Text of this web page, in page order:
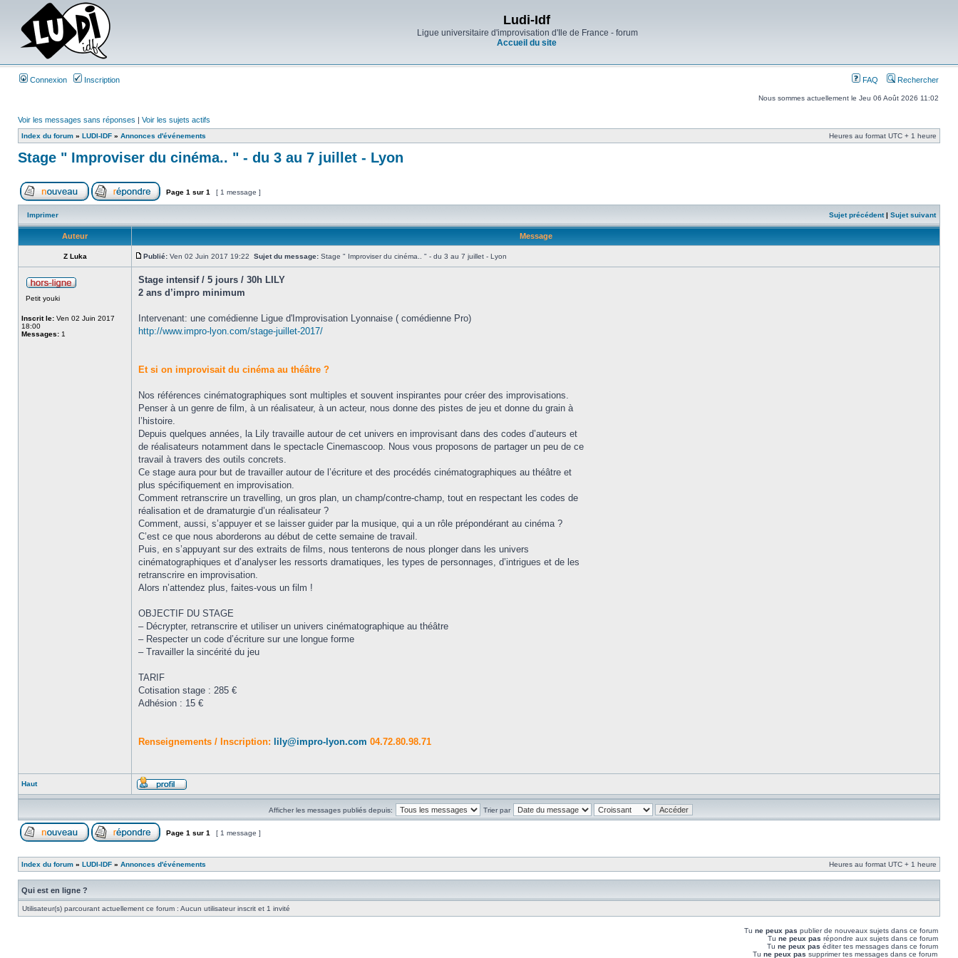
Ludi-Idf
Ligue universitaire d'improvisation d'Ile de France - forum
Accueil du site
Connexion Inscription FAQ Rechercher
Nous sommes actuellement le Jeu 06 Août 2026 11:02
Voir les messages sans réponses | Voir les sujets actifs
Index du forum » LUDI-IDF » Annonces d'événements Heures au format UTC + 1 heure
Stage " Improviser du cinéma.. " - du 3 au 7 juillet - Lyon
Page 1 sur 1 [ 1 message ]
Imprimer Sujet précédent| Sujet suivant
Auteur Message
Z Luka Publié: Ven 02 Juin 2017 19:22 Sujet du message: Stage " Improviser du cinéma.. " - du 3 au 7 juillet - Lyon
Petit youki
Inscrit le: Ven 02 Juin 2017
18:00
Messages: 1
Stage intensif / 5 jours / 30h LILY
2 ans d’impro minimum
Intervenant: une comédienne Ligue d'Improvisation Lyonnaise ( comédienne Pro)
http://www.impro-lyon.com/stage-juillet-2017/
Et si on improvisait du cinéma au théâtre ?
Nos références cinématographiques sont multiples et souvent inspirantes pour créer des improvisations.
Penser à un genre de film, à un réalisateur, à un acteur, nous donne des pistes de jeu et donne du grain à
l’histoire.
Depuis quelques années, la Lily travaille autour de cet univers en improvisant dans des codes d’auteurs et
de réalisateurs notamment dans le spectacle Cinemascoop. Nous vous proposons de partager un peu de ce
travail à travers des outils concrets.
Ce stage aura pour but de travailler autour de l’écriture et des procédés cinématographiques au théâtre et
plus spécifiquement en improvisation.
Comment retranscrire un travelling, un gros plan, un champ/contre-champ, tout en respectant les codes de
réalisation et de dramaturgie d’un réalisateur ?
Comment, aussi, s’appuyer et se laisser guider par la musique, qui a un rôle prépondérant au cinéma ?
C’est ce que nous aborderons au début de cette semaine de travail.
Puis, en s’appuyant sur des extraits de films, nous tenterons de nous plonger dans les univers
cinématographiques et d’analyser les ressorts dramatiques, les types de personnages, d’intrigues et de les
retranscrire en improvisation.
Alors n’attendez plus, faites-vous un film !
OBJECTIF DU STAGE
– Décrypter, retranscrire et utiliser un univers cinématographique au théâtre
– Respecter un code d’écriture sur une longue forme
– Travailler la sincérité du jeu
TARIF
Cotisation stage : 285 €
Adhésion : 15 €
Renseignements / Inscription: lily@impro-lyon.com 04.72.80.98.71
Haut
Afficher les messages publiés depuis: Trier par
Page 1 sur 1 [ 1 message ]
Index du forum » LUDI-IDF » Annonces d'événements Heures au format UTC + 1 heure
Qui est en ligne ?
Utilisateur(s) parcourant actuellement ce forum : Aucun utilisateur inscrit et 1 invité
Tu ne peux pas publier de nouveaux sujets dans ce forum
Tu ne peux pas répondre aux sujets dans ce forum
Tu ne peux pas éditer tes messages dans ce forum
Tu ne peux pas supprimer tes messages dans ce forum